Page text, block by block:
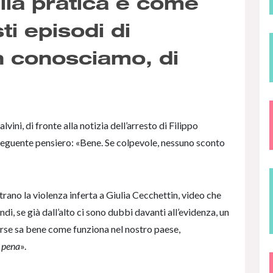
episodi di
conosciamo, di
di fronte alla notizia dell’arresto di Filippo
pensiero: «Bene. Se colpevole, nessuno sconto
la violenza inferta a Giulia Cecchettin, video che
se già dall’alto ci sono dubbi davanti all’evidenza, un
sa bene come funziona nel nostro paese,
».